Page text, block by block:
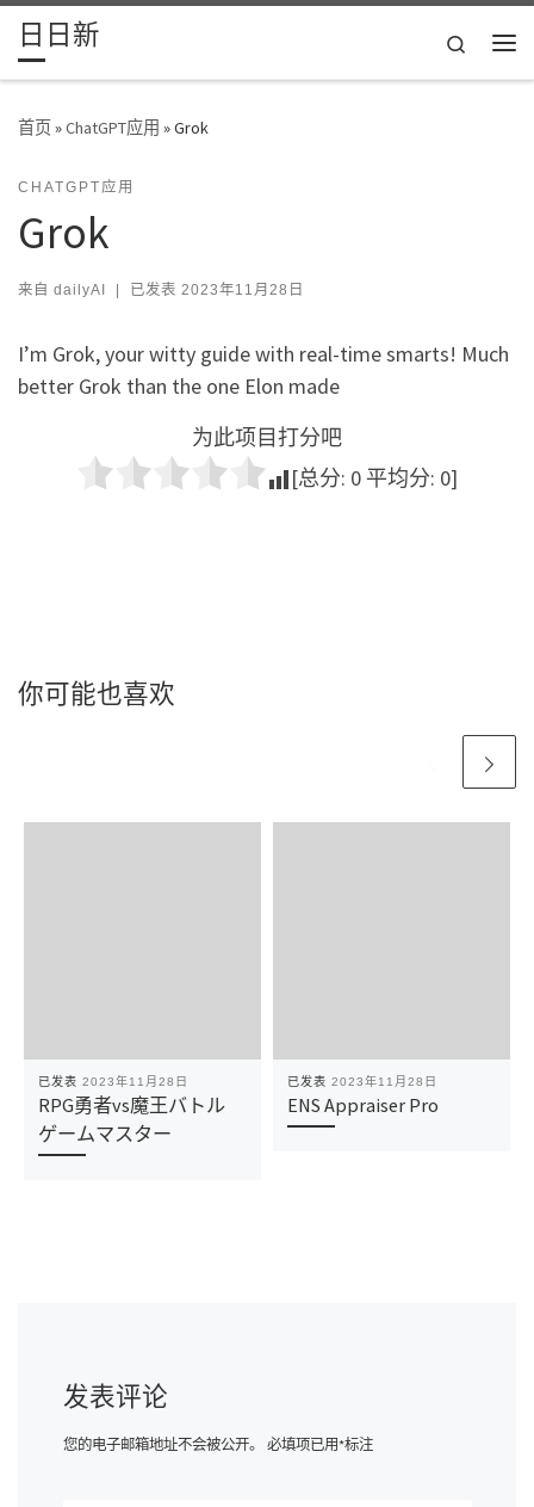
Skip to content
日日新
Search
首页»ChatGPT应用 »Grok
CHATGPT应用
Grok
来自 dailyAI | 已发表 2023年11月28日
I’m Grok, your witty guide with real-time smarts! Much
better Grok than the one Elon made
为此项目打分吧
[总分: 0 平均分: 0]
你可能也喜欢
已发表 2023年11月28日
RPG勇者vs魔王バトル
ゲームマスター
已发表 2023年11月28日
ENS Appraiser Pro
发表评论
您的电子邮箱地址不会被公开。 必填项已用*标注